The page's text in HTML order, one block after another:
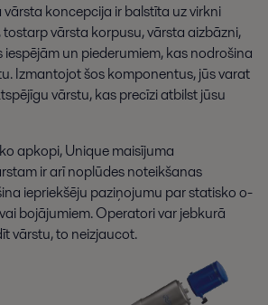
koncepcija ir balstīta uz virkni
vārsta korpusu, vārsta aizbāzni,
un piederumiem, kas nodrošina
Izmantojot šos komponentus, jūs varat
vārstu, kas precīzi atbilst jūsu
apkopi, Unique maisījuma
ir arī noplūdes noteikšanas
iepriekšēju paziņojumu par statisko o-
bojājumiem. Operatori var jebkurā
vārstu, to neizjaucot.